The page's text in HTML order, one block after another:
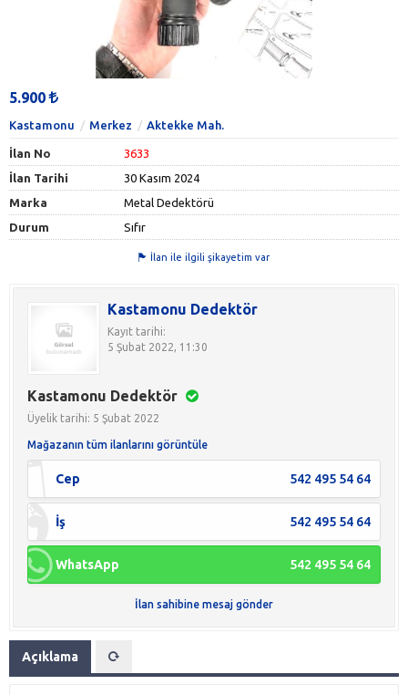
5.900
Kastamonu Merkez Aktekke Mah.
İlan No
3633
İlan Tarihi
30 Kasım 2024
Marka
Metal Dedektörü
Durum
Sıfır
İlan ile ilgili şikayetim var
Kastamonu Dedektör
Kayıt tarihi:
5 Şubat 2022, 11:30
Kastamonu Dedektör
Üyelik tarihi: 5 Şubat 2022
Mağazanın tüm ilanlarını görüntüle
Cep 542 495 54 64
İş 542 495 54 64
WhatsApp 542 495 54 64
İlan sahibine mesaj gönder
Açıklama